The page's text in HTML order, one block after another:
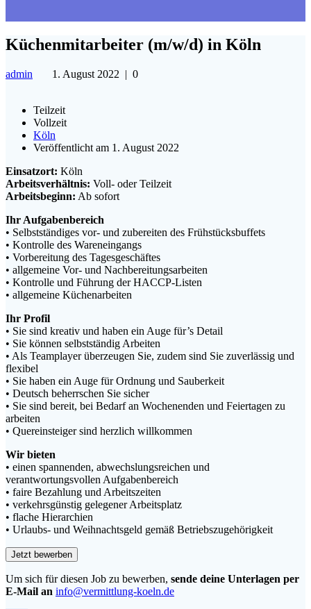
Küchenmitarbeiter (m/w/d) in Köln
admin 1. August 2022 | 0
Teilzeit
Vollzeit
Köln
Veröffentlicht am 1. August 2022
Einsatzort: Köln
Arbeitsverhältnis: Voll- oder Teilzeit
Arbeitsbeginn: Ab sofort
Ihr Aufgabenbereich
• Selbstständiges vor- und zubereiten des Frühstücksbuffets
• Kontrolle des Wareneingangs
• Vorbereitung des Tagesgeschäftes
• allgemeine Vor- und Nachbereitungsarbeiten
• Kontrolle und Führung der HACCP-Listen
• allgemeine Küchenarbeiten
Ihr Profil
• Sie sind kreativ und haben ein Auge für’s Detail
• Sie können selbstständig Arbeiten
• Als Teamplayer überzeugen Sie, zudem sind Sie zuverlässig und
flexibel
• Sie haben ein Auge für Ordnung und Sauberkeit
• Deutsch beherrschen Sie sicher
• Sie sind bereit, bei Bedarf an Wochenenden und Feiertagen zu
arbeiten
• Quereinsteiger sind herzlich willkommen
Wir bieten
• einen spannenden, abwechslungsreichen und
verantwortungsvollen Aufgabenbereich
• faire Bezahlung und Arbeitszeiten
• verkehrsgünstig gelegener Arbeitsplatz
• flache Hierarchien
• Urlaubs- und Weihnachtsgeld gemäß Betriebszugehörigkeit
Um sich für diesen Job zu bewerben, sende deine Unterlagen per
E-Mail an info@vermittlung-koeln.de